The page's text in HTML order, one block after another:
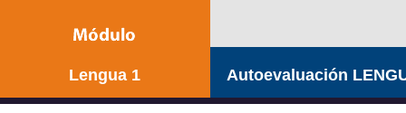
Lengua 1 Autoevaluación